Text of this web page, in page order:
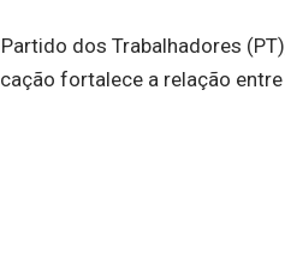
dos Trabalhadores
fortalece a relação